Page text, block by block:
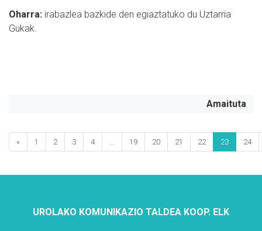
Oharra: irabazlea bazkide den egiaztatuko du Uztarria
Gukak.
Amaituta
« 1 2 3 4 19 20 21 22 23 24
UROLAKO KOMUNIKAZIO TALDEA KOOP. ELK